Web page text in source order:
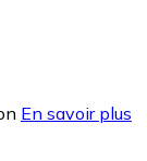
En savoir plus